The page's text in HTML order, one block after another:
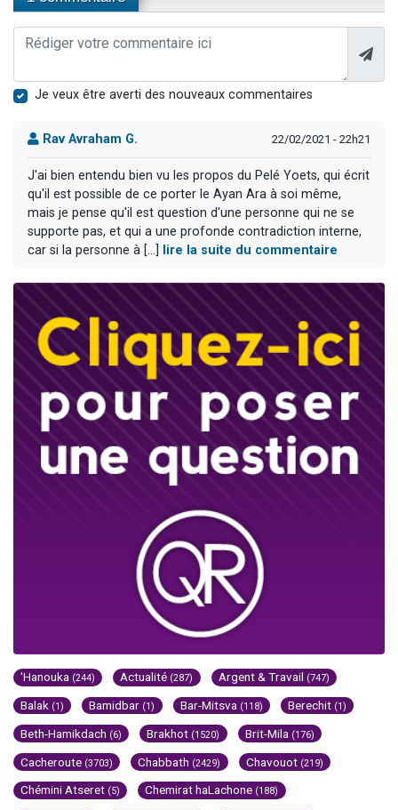
Je veux être averti des nouveaux commentaires
Rav Avraham G. 22/02/2021 - 22h21
J'ai bien entendu bien vu les propos du Pelé Yoets, qui écrit
qu'il est possible de ce porter le Ayan Ara à soi même,
mais je pense qu'il est question d'une personne qui ne se
supporte pas, et qui a une profonde contradiction interne,
car si la personne à [...]
lire la suite du commentaire
'Hanouka (244) Actualité (287) Argent & Travail (747)
Balak (1) Bamidbar (1) Bar-Mitsva (118) Berechit (1)
Beth-Hamikdach (6) Brakhot (1520) Brit-Mila (176)
Cacheroute (3703) Chabbath (2429) Chavouot (219)
Chémini Atseret (5) Chemirat haLachone (188)